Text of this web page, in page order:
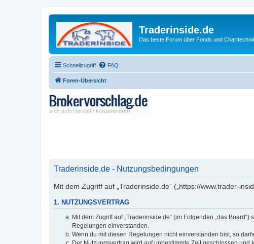
Traderinside.de
Das beste Forum über Fonds und
Schnellzugriff FAQ
Foren-Übersicht
Traderinside.de - Nutzungsbedingungen
Mit dem Zugriff auf „Traderinside.de“ („https://www.trader-
1. NUTZUNGSVERTRAG
Mit dem Zugriff auf „Traderinside.de“ (im Folgenden „das
Regelungen einverstanden.
Wenn du mit diesen Regelungen nicht einverstanden bist, so